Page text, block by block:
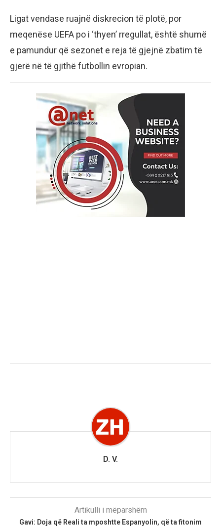
Ligat vendase ruajnë diskrecion të plotë, por
meqenëse UEFA po i ‘thyen’ rregullat, është shumë
e pamundur që sezonet e reja të gjejnë zbatim të
gjerë në të gjithë futbollin evropian.
D. V.
Artikulli i mëparshëm
Gavi: Doja që Reali ta mposhtte Espanyolin, që ta fitonim